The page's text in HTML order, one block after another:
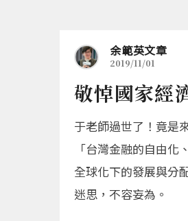
余範英文章
2019/11/01
敬悼國家經
于老師過世了！竟是
「台灣金融的自由
全球化下的發展與分
迷思，不容妄為。